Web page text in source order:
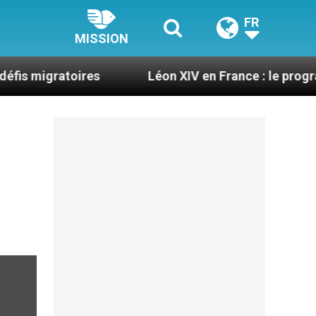
MISSION
FR
Léon XIV en France : le programme